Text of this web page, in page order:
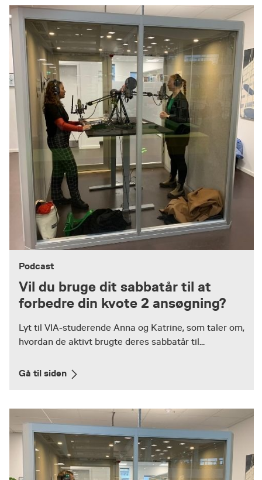
Podcast
Vil du bruge dit sabbatår til at
forbedre din kvote 2 ansøgning?
Lyt til VIA-studerende Anna og Katrine, som taler om,
hvordan de aktivt brugte deres sabbatår til...
Gå til siden